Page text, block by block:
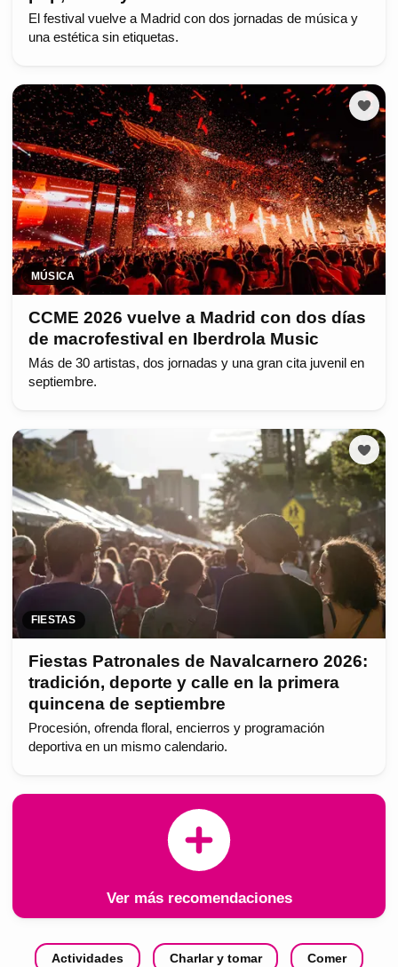
El festival vuelve a Madrid con dos jornadas de música y
una estética sin etiquetas.
MÚSICA
CCME 2026 vuelve a Madrid con dos días
de macrofestival en Iberdrola Music
Más de 30 artistas, dos jornadas y una gran cita juvenil en
septiembre.
FIESTAS
Fiestas Patronales de Navalcarnero 2026:
tradición, deporte y calle en la primera
quincena de septiembre
Procesión, ofrenda floral, encierros y programación
deportiva en un mismo calendario.
Ver más recomendaciones
Actividades Charlar y tomar Comer